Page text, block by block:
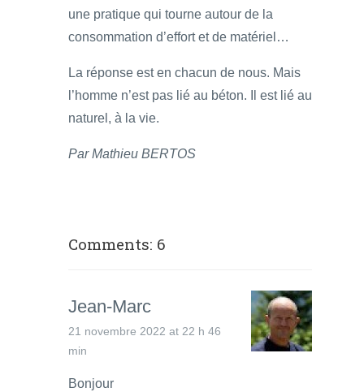
une pratique qui tourne autour de la
consommation d’effort et de matériel…
La réponse est en chacun de nous. Mais
l’homme n’est pas lié au béton. Il est lié au
naturel, à la vie.
Par Mathieu BERTOS
Comments: 6
Jean-Marc
21 novembre 2022 at 22 h 46
min
Bonjour